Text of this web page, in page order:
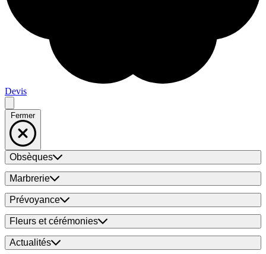
Devis
Fermer
Obsèques
Marbrerie
Prévoyance
Fleurs et cérémonies
Actualités